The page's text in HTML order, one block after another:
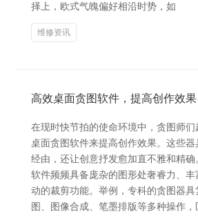
择上，欧式气魄偏好相沿时势，如
维修资讯
高效桌面贪图软件，提高创作效果
在现时快节拍的使命环境中，贪图师
桌面贪图软件来提高创作效果。这些器
经由，还让创意抒发愈加直不雅和精确
软件频频具备庞杂的图形处奢睿力、
动的裁剪功能。举例，专科的贪图器
图、图像合成、笔墨排版等多种操作